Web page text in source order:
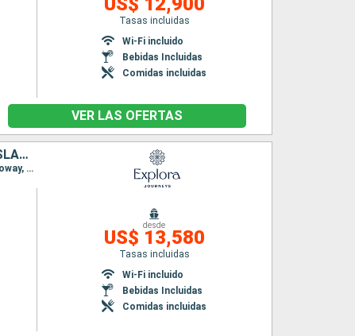
Tasas incluidas
Wi-Fi incluido
Bebidas Incluidas
Comidas incluidas
VER LAS OFERTAS
DINAMARCA, SUECIA, NORUEGA, ALEMANIA, IRLANDA, REINO UNIDO, ISLANDIA
Itinerario : Copenhague, Arhus, Lysekil, Oslo, Hamburgo, Southampton, Greencastle, Stornoway, Seydisfjordhur, Akureyri, Reykjavik
desde
US$ 13,580
Tasas incluidas
Wi-Fi incluido
Bebidas Incluidas
Comidas incluidas